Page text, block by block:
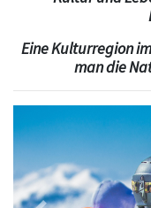
Eine Kulturregion
man die